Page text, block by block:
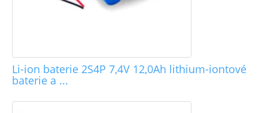
Li-ion baterie 2S4P 7,4V 12,0Ah lithium-iontové
baterie a ...